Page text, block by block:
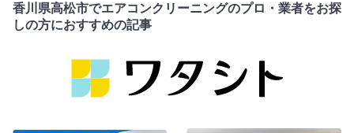
香川県高松市でエアコンクリーニングのプロ・業者をお探
しの方におすすめの記事